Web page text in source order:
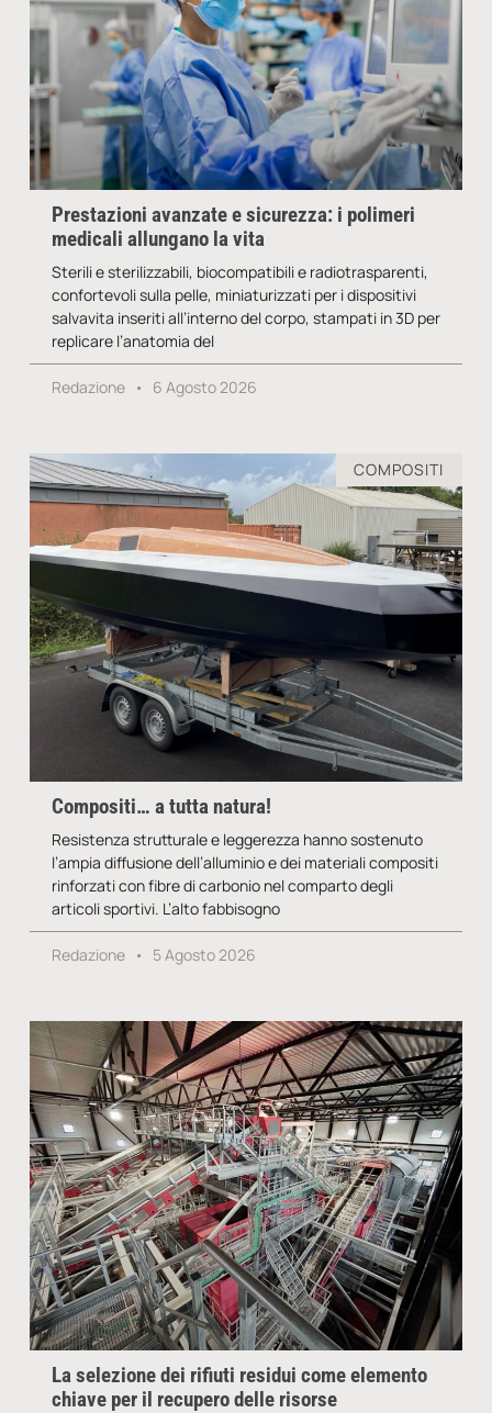
Prestazioni avanzate e sicurezza: i polimeri
medicali allungano la vita
Sterili e sterilizzabili, biocompatibili e radiotrasparenti,
confortevoli sulla pelle, miniaturizzati per i dispositivi
salvavita inseriti all’interno del corpo, stampati in 3D per
replicare l’anatomia del
Redazione 6 Agosto 2026
COMPOSITI
Compositi… a tutta natura!
Resistenza strutturale e leggerezza hanno sostenuto
l’ampia diffusione dell’alluminio e dei materiali compositi
rinforzati con fibre di carbonio nel comparto degli
articoli sportivi. L’alto fabbisogno
Redazione 5 Agosto 2026
La selezione dei rifiuti residui come elemento
chiave per il recupero delle risorse